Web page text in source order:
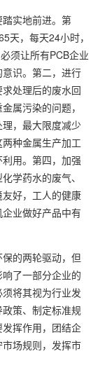
实地前进。第
天，每天24小时，
须让所有PCB企业
识。第二，进行
处理后的废水回
属污染的问题，
，最大限度减少
种金属生产加工
用。第四，加强
学药水的废气、
好，工人的健康
业做好产品中有
的两轮驱动，但
了一部分企业的
将其视为行业发
策、制定标准规
挥作用，团结企
场规则，发挥市